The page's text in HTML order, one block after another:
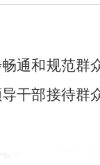
通和规范群
导干部接待群